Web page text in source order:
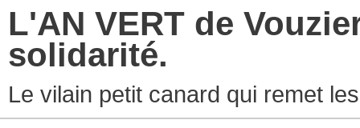
L'AN VERT de
solidarité.
Le vilain petit canard qui remet